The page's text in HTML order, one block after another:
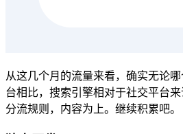
从这几个月的流量来看，确实无论
台相比，搜索引擎相对于社交平台
分流规则，内容为上。继续积累吧。